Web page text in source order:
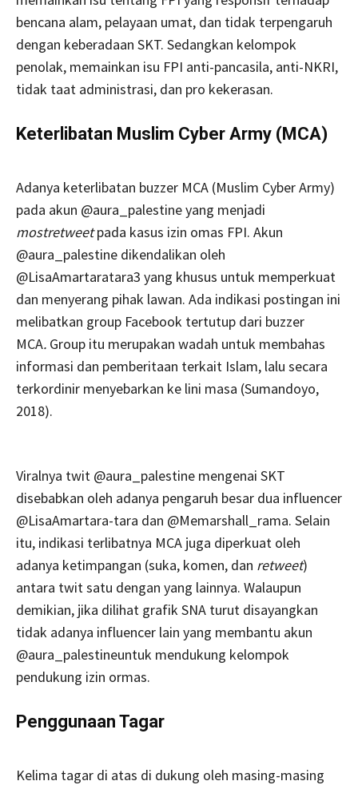
bencana alam, pelayaan umat, dan tidak terpengaruh
dengan keberadaan SKT. Sedangkan kelompok
penolak, memainkan isu FPI anti-pancasila, anti-NKRI,
tidak taat administrasi, dan pro kekerasan.
Keterlibatan Muslim Cyber Army (MCA)
Adanya keterlibatan buzzer MCA (Muslim Cyber Army)
pada akun @aura_palestine yang menjadi
mostretweetpada kasus izin omas FPI. Akun
@aura_palestine dikendalikan oleh
@LisaAmartaratara3 yang khusus untuk memperkuat
dan menyerang pihak lawan. Ada indikasi postingan ini
melibatkan group Facebook tertutup dari buzzer
MCA. Group itu merupakan wadah untuk membahas
informasi dan pemberitaan terkait Islam, lalu secara
terkordinir menyebarkan ke lini masa (Sumandoyo,
2018).
Viralnya twit @aura_palestine mengenai SKT
disebabkan oleh adanya pengaruh besar dua influencer
@LisaAmartara-tara dan @Memarshall_rama. Selain
itu, indikasi terlibatnya MCA juga diperkuat oleh
adanya ketimpangan (suka, komen, dan retweet)
antara twit satu dengan yang lainnya. Walaupun
demikian, jika dilihat grafik SNA turut disayangkan
tidak adanya influencer lain yang membantu akun
@aura_palestineuntuk mendukung kelompok
pendukung izin ormas.
Penggunaan Tagar
Kelima tagar di atas di dukung oleh masing-masing